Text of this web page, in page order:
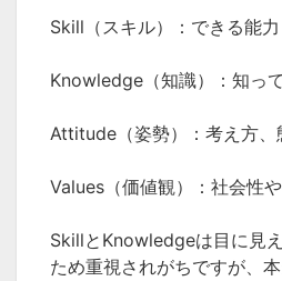
Skill（スキル）：できる能力
Knowledge（知識）：知っ
Attitude（姿勢）：考え方、
Values（価値観）：社会性
SkillとKnowledgeは目に見
ため重視されがちですが、